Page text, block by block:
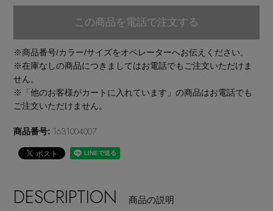
メルマガ PICKUP
PERSONAL COLOR
エディター厳選ギフト
この商品を電話で注文する
※商品番号/カラー/サイズをオペレーターへお伝えください。
※在庫なしの商品につきましてはお電話でもご注文いただけま
せん。
※「他のお客様がカートに入れています」の商品はお電話でも
ご注文いただけません。
商品番号: 1631004007
DESCRIPTION 商品の説明